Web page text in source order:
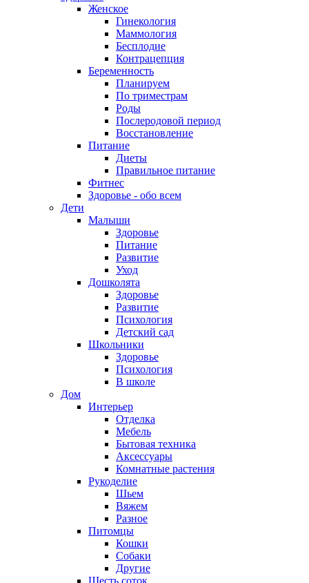
Женское
Гинекология
Маммология
Бесплодие
Контрацепция
Беременность
Планируем
По триместрам
Роды
Послеродовой период
Восстановление
Питание
Диеты
Правильное питание
Фитнес
Здоровье - обо всем
Дети
Малыши
Здоровье
Питание
Развитие
Уход
Дошколята
Здоровье
Развитие
Психология
Детский сад
Школьники
Здоровье
Психология
В школе
Дом
Интерьер
Отделка
Мебель
Бытовая техника
Аксессуары
Комнатные растения
Рукоделие
Шьем
Вяжем
Разное
Питомцы
Кошки
Собаки
Другие
Шесть соток